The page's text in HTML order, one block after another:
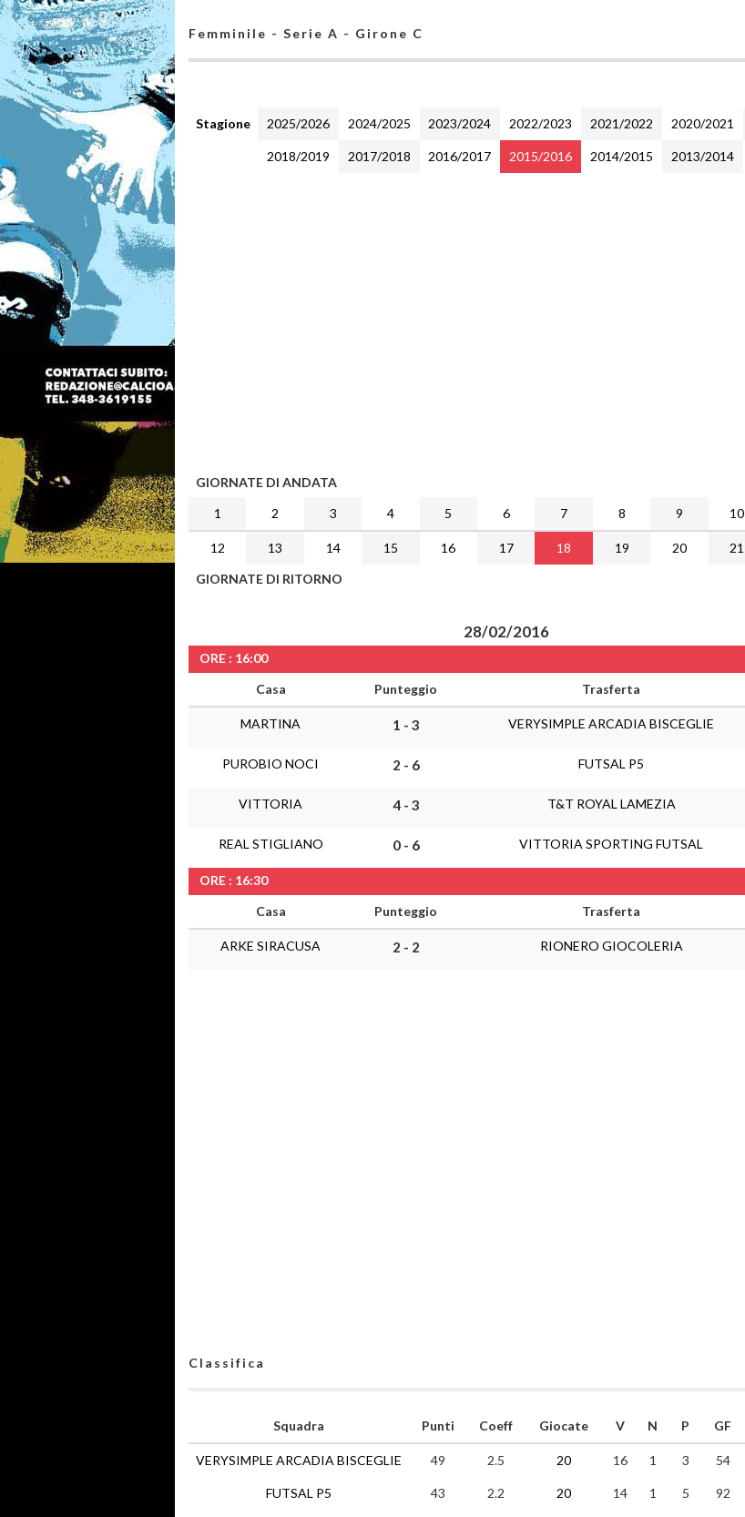
Femminile - Serie A - Girone C
Stagione 2025/2026 2024/2025 2023/2024 2022/2023 2021/2022 2020/2021
2018/2019 2017/2018 2016/2017 2015/2016 2014/2015 2013/2014
GIORNATE DI ANDATA
1
2 3 4 5 6 7 8 9 10
12 13 14 15 16 17 18 19 20 21
GIORNATE DI RITORNO
28/02/2016
ORE : 16:00
Casa
Punteggio Trasferta
MARTINA 1 - 3 VERYSIMPLE ARCADIA BISCEGLIE
PUROBIO NOCI 2 - 6 FUTSAL P5
VITTORIA 4 - 3 T&T ROYAL LAMEZIA
REAL STIGLIANO 0 - 6 VITTORIA SPORTING FUTSAL
ORE : 16:30
Casa
Punteggio Trasferta
ARKE SIRACUSA 2 - 2 RIONERO GIOCOLERIA
Classifica
Squadra
VERYSIMPLE ARCADIA BISCEGLIE
FUTSAL P5
Punti Coeff Giocate V N P GF
49 2.5 20 16 1 3 54
43 2.2 20 14 1 5 92